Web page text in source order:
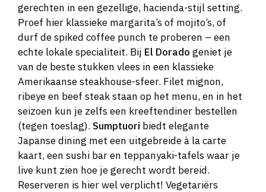
gerechten in een gezellige, hacienda-stijl setting.
Proef hier klassieke margarita’s of mojito’s, of
durf de spiked coffee punch te proberen – een
echte lokale specialiteit. Bij El Dorado geniet je
van de beste stukken vlees in een klassieke
Amerikaanse steakhouse-sfeer. Filet mignon,
ribeye en beef steak staan op het menu, en in het
seizoen kun je zelfs een kreeftendiner bestellen
(tegen toeslag). Sumptuori biedt elegante
Japanse dining met een uitgebreide à la carte
kaart, een sushi bar en teppanyaki-tafels waar je
live kunt zien hoe je gerecht wordt bereid.
Reserveren is hier wel verplicht! Vegetariërs